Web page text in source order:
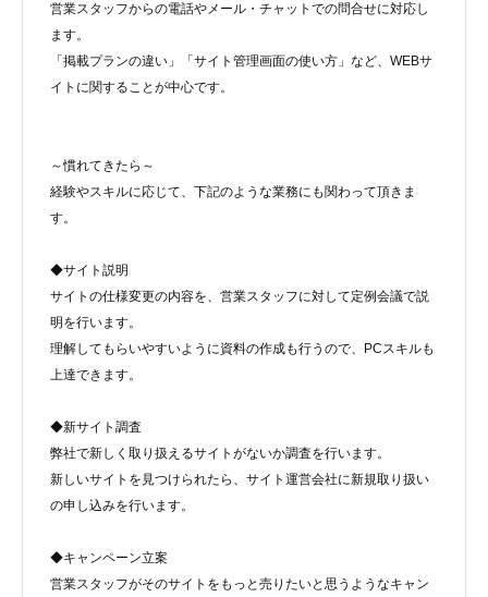
営業スタッフからの電話やメール・チャットでの問合せに対応し
ます。
「掲載プランの違い」「サイト管理画⾯の使い⽅」など、WEBサ
イトに関することが中心です。
～慣れてきたら～
経験やスキルに応じて、下記のような業務にも関わって頂きま
す。
◆サイト説明
サイトの仕様変更の内容を、営業スタッフに対して定例会議で説
明を行います。
理解してもらいやすいように資料の作成も行うので、PCスキルも
上達できます。
◆新サイト調査
弊社で新しく取り扱えるサイトがないか調査を行います。
新しいサイトを見つけられたら、サイト運営会社に新規取り扱い
の申し込みを行います。
◆キャンペーン立案
営業スタッフがそのサイトをもっと売りたいと思うようなキャン